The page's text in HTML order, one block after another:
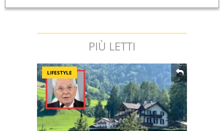
PIÙ LETTI
LIFESTYLE